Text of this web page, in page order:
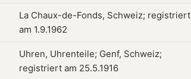
La Chaux-de-Fonds, Schweiz; registriert
am 1.9.1962
Uhren, Uhrenteile; Genf, Schweiz;
registriert am 25.5.1916